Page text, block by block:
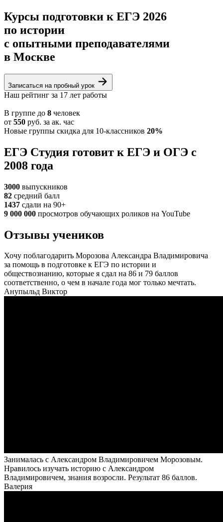
Курсы подготовки к ЕГЭ 2026
по истории
с опытными преподавателями
в Москве
Записаться на пробный урок
Наш рейтинг за 17 лет работы
В группе до 8 человек
от 550 руб. за ак. час
Новые группы скидка для 10-классников 20%
ЕГЭ Студия готовит к ЕГЭ и ОГЭ с
2008 года
3000 выпускников
82 средний балл
1437 cдали на 90+
9 000 000 просмотров обучающих роликов на YouTube
Отзывы учеников
Хочу поблагодарить Морозова Александра Владимировича
за помощь в подготовке к ЕГЭ по истории и
обществознанию, которые я сдал на 86 и 79 баллов
соответственно, о чем в начале года мог только мечтать.
Анупыльд Виктор
Занималась с Александром Владимировичем Морозовым.
Нравилось изучать историю с Александром
Владимировичем, знания возросли. Результат 86 баллов.
Валерия